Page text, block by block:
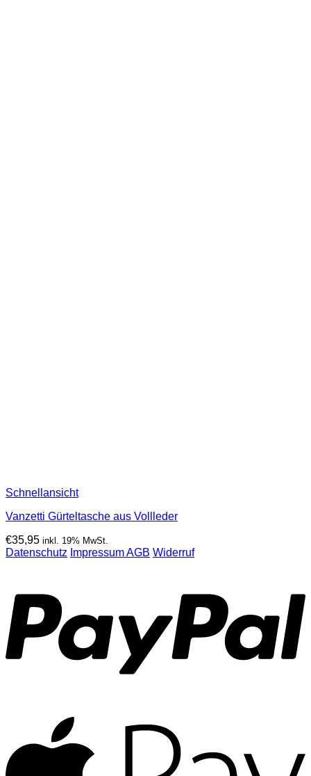
Schnellansicht
Vanzetti Gürteltasche aus Vollleder
€35,95 inkl. 19% MwSt.
Datenschutz ImpressumAGB Widerruf